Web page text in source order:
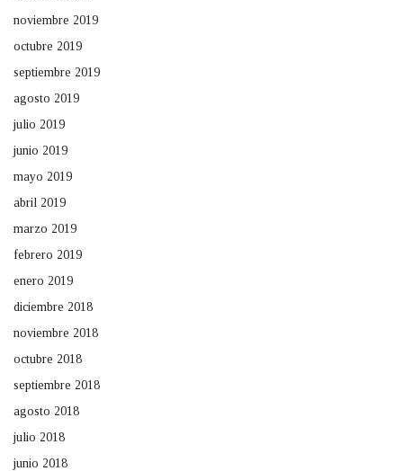
noviembre 2019
octubre 2019
septiembre 2019
agosto 2019
julio 2019
junio 2019
mayo 2019
abril 2019
marzo 2019
febrero 2019
enero 2019
diciembre 2018
noviembre 2018
octubre 2018
septiembre 2018
agosto 2018
julio 2018
junio 2018